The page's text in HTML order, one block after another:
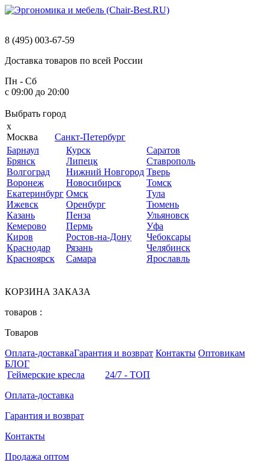
8 (495) 003-67-59
Доставка товаров по всей России
Пн - Сб
с 09:00 до 20:00
Выбрать город
x
Москва
Санкт-Петербург
Барнаул
Брянск
Волгоград
Воронеж
Екатеринбург
Ижевск
Казань
Кемерово
Киров
Краснодар
Красноярск
Курск
Липецк
Нижний Новгород
Новосибирск
Омск
Оренбург
Пенза
Пермь
Ростов-на-Дону
Рязань
Самара
Саратов
Ставрополь
Тверь
Томск
Тула
Тюмень
Ульяновск
Уфа
Чебоксары
Челябинск
Ярославль
КОРЗИНА ЗАКАЗА
товаров :
Товаров
Оплата-доставкаГарантия и возврат Контакты Оптовикам
БЛОГ
Геймерские кресла
24/7 - ТОП
Оплата-доставка
Гарантия и возврат
Контакты
Продажа оптом